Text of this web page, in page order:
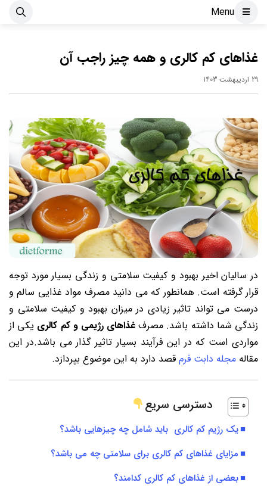
Menu
غذاهای کم کالری و همه چیز راجب آن
29 اردیبهشت 1403
در سالیان اخیر بهبود و کیفیت سلامتی و زندگی بسیار مورد توجه
قرار گرفته است. همانطور که می دانید مصرف مواد غذایی سالم و
درست می تواند تاثیر زیادی در میزان بهبود و کیفیت سلامتی و
زندگی شما داشته باشد. مصرف غذاهای رژیمی و کم کالری یکی از
مواردی است که در این فرآیند بسیار تاثیر گذار می باشد.در این
مقاله مجله دابت فرم قصد دارد به این موضوع بپردازد.
دسترسی سریع
یک رژیم کم کالری باید شامل چه چیزهایی باشد؟
مزایای غذاهای کم کالری برای سلامتی چه می باشد؟
بعضی از غذاهای کم کالری کدامند؟